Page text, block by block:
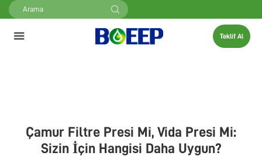
Teklif Al
Çamur Filtre Presi Mi, Vida Presi Mi:
Sizin İçin Hangisi Daha Uygun?